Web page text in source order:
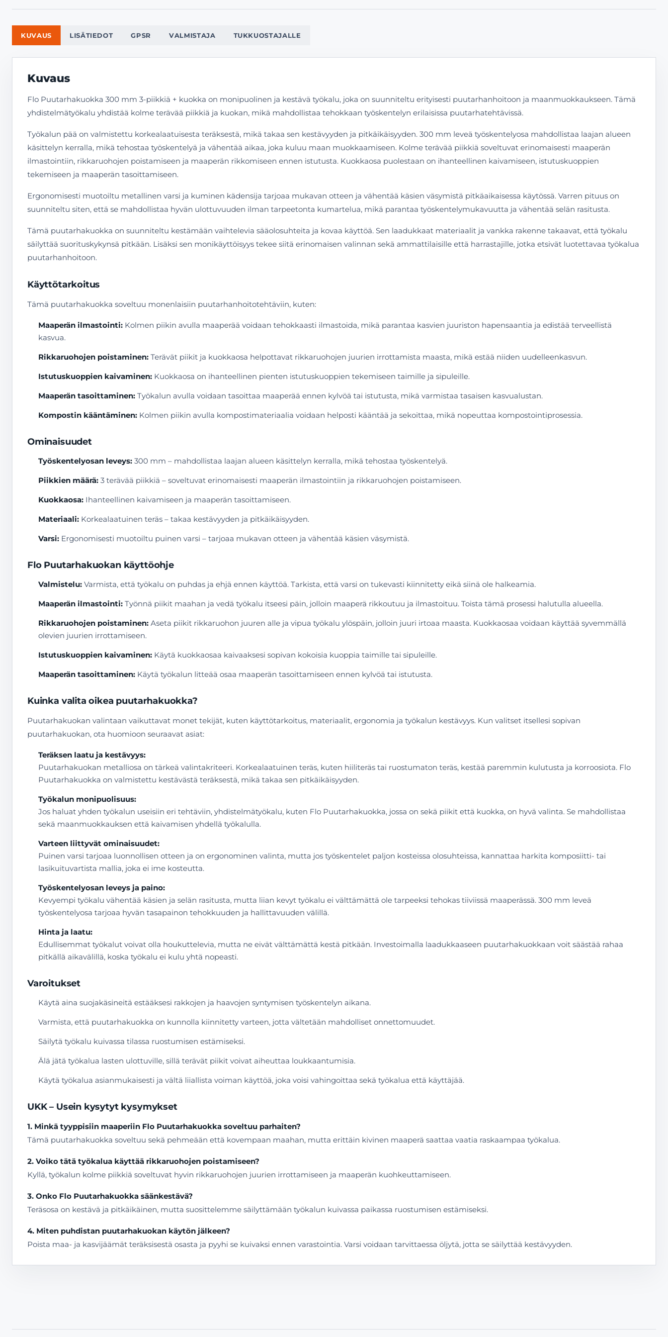
KUVAUS LISÄTIEDOT GPSR VALMISTAJA TUKKUOSTAJALLE
Kuvaus
Flo Puutarhakuokka 300 mm 3-piikkiä + kuokka on monipuolinen ja kestävä työkalu, joka on suunniteltu erityisesti puutarhanhoitoon ja maanmuokkaukseen. Tämä
yhdistelmätyökalu yhdistää kolme terävää piikkiä ja kuokan, mikä mahdollistaa tehokkaan työskentelyn erilaisissa puutarhatehtävissä.
Työkalun pää on valmistettu korkealaatuisesta teräksestä, mikä takaa sen kestävyyden ja pitkäikäisyyden. 300 mm leveä työskentelyosa mahdollistaa laajan alueen
käsittelyn kerralla, mikä tehostaa työskentelyä ja vähentää aikaa, joka kuluu maan muokkaamiseen. Kolme terävää piikkiä soveltuvat erinomaisesti maaperän
ilmastointiin, rikkaruohojen poistamiseen ja maaperän rikkomiseen ennen istutusta. Kuokkaosa puolestaan on ihanteellinen kaivamiseen, istutuskuoppien
tekemiseen ja maaperän tasoittamiseen.
Ergonomisesti muotoiltu metallinen varsi ja kuminen kädensija tarjoaa mukavan otteen ja vähentää käsien väsymistä pitkäaikaisessa käytössä. Varren pituus on
suunniteltu siten, että se mahdollistaa hyvän ulottuvuuden ilman tarpeetonta kumartelua, mikä parantaa työskentelymukavuutta ja vähentää selän rasitusta.
Tämä puutarhakuokka on suunniteltu kestämään vaihtelevia sääolosuhteita ja kovaa käyttöä. Sen laadukkaat materiaalit ja vankka rakenne takaavat, että työkalu
säilyttää suorituskykynsä pitkään. Lisäksi sen monikäyttöisyys tekee siitä erinomaisen valinnan sekä ammattilaisille että harrastajille, jotka etsivät luotettavaa työkalua
puutarhanhoitoon.
Käyttötarkoitus
Tämä puutarhakuokka soveltuu monenlaisiin puutarhanhoitotehtäviin, kuten:
Maaperän ilmastointi: Kolmen piikin avulla maaperää voidaan tehokkaasti ilmastoida, mikä parantaa kasvien juuriston hapensaantia ja edistää terveellistä
kasvua.
Rikkaruohojen poistaminen: Terävät piikit ja kuokkaosa helpottavat rikkaruohojen juurien irrottamista maasta, mikä estää niiden uudelleenkasvun.
Istutuskuoppien kaivaminen: Kuokkaosa on ihanteellinen pienten istutuskuoppien tekemiseen taimille ja sipuleille.
Maaperän tasoittaminen: Työkalun avulla voidaan tasoittaa maaperää ennen kylvöä tai istutusta, mikä varmistaa tasaisen kasvualustan.
Kompostin kääntäminen: Kolmen piikin avulla kompostimateriaalia voidaan helposti kääntää ja sekoittaa, mikä nopeuttaa kompostointiprosessia.
Ominaisuudet
Työskentelyosan leveys: 300 mm – mahdollistaa laajan alueen käsittelyn kerralla, mikä tehostaa työskentelyä.
Piikkien määrä: 3 terävää piikkiä – soveltuvat erinomaisesti maaperän ilmastointiin ja rikkaruohojen poistamiseen.
Kuokkaosa: Ihanteellinen kaivamiseen ja maaperän tasoittamiseen.
Materiaali: Korkealaatuinen teräs – takaa kestävyyden ja pitkäikäisyyden.
Varsi: Ergonomisesti muotoiltu puinen varsi – tarjoaa mukavan otteen ja vähentää käsien väsymistä.
Flo Puutarhakuokan käyttöohje
Valmistelu: Varmista, että työkalu on puhdas ja ehjä ennen käyttöä. Tarkista, että varsi on tukevasti kiinnitetty eikä siinä ole halkeamia.
Maaperän ilmastointi: Työnnä piikit maahan ja vedä työkalu itseesi päin, jolloin maaperä rikkoutuu ja ilmastoituu. Toista tämä prosessi halutulla alueella.
Rikkaruohojen poistaminen: Aseta piikit rikkaruohon juuren alle ja vipua työkalu ylöspäin, jolloin juuri irtoaa maasta. Kuokkaosaa voidaan käyttää syvemmällä
olevien juurien irrottamiseen.
Istutuskuoppien kaivaminen: Käytä kuokkaosaa kaivaaksesi sopivan kokoisia kuoppia taimille tai sipuleille.
Maaperän tasoittaminen: Käytä työkalun litteää osaa maaperän tasoittamiseen ennen kylvöä tai istutusta.
Kuinka valita oikea puutarhakuokka?
Puutarhakuokan valintaan vaikuttavat monet tekijät, kuten käyttötarkoitus, materiaalit, ergonomia ja työkalun kestävyys. Kun valitset itsellesi sopivan
puutarhakuokan, ota huomioon seuraavat asiat:
Teräksen laatu ja kestävyys:
Puutarhakuokan metalliosa on tärkeä valintakriteeri. Korkealaatuinen teräs, kuten hiiliteräs tai ruostumaton teräs, kestää paremmin kulutusta ja korroosiota. Flo
Puutarhakuokka on valmistettu kestävästä teräksestä, mikä takaa sen pitkäikäisyyden.
Työkalun monipuolisuus:
Jos haluat yhden työkalun useisiin eri tehtäviin, yhdistelmätyökalu, kuten Flo Puutarhakuokka, jossa on sekä piikit että kuokka, on hyvä valinta. Se mahdollistaa
sekä maanmuokkauksen että kaivamisen yhdellä työkalulla.
Varteen liittyvät ominaisuudet:
Puinen varsi tarjoaa luonnollisen otteen ja on ergonominen valinta, mutta jos työskentelet paljon kosteissa olosuhteissa, kannattaa harkita komposiitti- tai
lasikuituvartista mallia, joka ei ime kosteutta.
Työskentelyosan leveys ja paino:
Kevyempi työkalu vähentää käsien ja selän rasitusta, mutta liian kevyt työkalu ei välttämättä ole tarpeeksi tehokas tiiviissä maaperässä. 300 mm leveä
työskentelyosa tarjoaa hyvän tasapainon tehokkuuden ja hallittavuuden välillä.
Hinta ja laatu:
Edullisemmat työkalut voivat olla houkuttelevia, mutta ne eivät välttämättä kestä pitkään. Investoimalla laadukkaaseen puutarhakuokkaan voit säästää rahaa
pitkällä aikavälillä, koska työkalu ei kulu yhtä nopeasti.
Varoitukset
Käytä aina suojakäsineitä estääksesi rakkojen ja haavojen syntymisen työskentelyn aikana.
Varmista, että puutarhakuokka on kunnolla kiinnitetty varteen, jotta vältetään mahdolliset onnettomuudet.
Säilytä työkalu kuivassa tilassa ruostumisen estämiseksi.
Älä jätä työkalua lasten ulottuville, sillä terävät piikit voivat aiheuttaa loukkaantumisia.
Käytä työkalua asianmukaisesti ja vältä liiallista voiman käyttöä, joka voisi vahingoittaa sekä työkalua että käyttäjää.
UKK – Usein kysytyt kysymykset
1. Minkä tyyppisiin maaperiin Flo Puutarhakuokka soveltuu parhaiten?
Tämä puutarhakuokka soveltuu sekä pehmeään että kovempaan maahan, mutta erittäin kivinen maaperä saattaa vaatia raskaampaa työkalua.
2. Voiko tätä työkalua käyttää rikkaruohojen poistamiseen?
Kyllä, työkalun kolme piikkiä soveltuvat hyvin rikkaruohojen juurien irrottamiseen ja maaperän kuohkeuttamiseen.
3. Onko Flo Puutarhakuokka säänkestävä?
Teräsosa on kestävä ja pitkäikäinen, mutta suosittelemme säilyttämään työkalun kuivassa paikassa ruostumisen estämiseksi.
4. Miten puhdistan puutarhakuokan käytön jälkeen?
Poista maa- ja kasvijäämät teräksisestä osasta ja pyyhi se kuivaksi ennen varastointia. Varsi voidaan tarvittaessa öljytä, jotta se säilyttää kestävyyden.